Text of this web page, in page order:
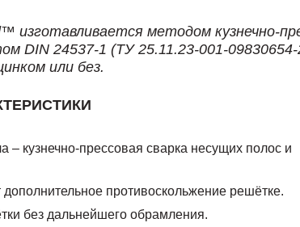
изготавливается методом кузнечно-
DIN 24537-1 (ТУ 25.11.23-001-
или без.
– кузнечно-прессовая сварка несущих полос и
противоскольжение решётке.
без дальнейшего обрамления.